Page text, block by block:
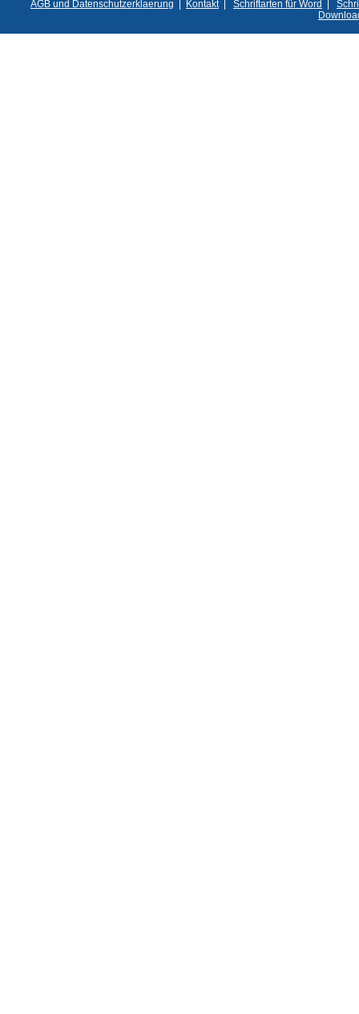
AGB und Datenschutzerklaerung Kontakt| Schriftarten für Word